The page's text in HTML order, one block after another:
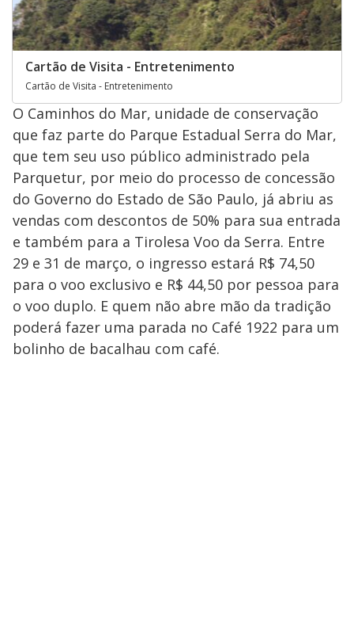
Cartão de Visita - Entretenimento
Cartão de Visita - Entretenimento
O Caminhos do Mar, unidade de conservação
que faz parte do Parque Estadual Serra do Mar,
que tem seu uso público administrado pela
Parquetur, por meio do processo de concessão
do Governo do Estado de São Paulo, já abriu as
vendas com descontos de 50% para sua entrada
e também para a Tirolesa Voo da Serra. Entre
29 e 31 de março, o ingresso estará R$ 74,50
para o voo exclusivo e R$ 44,50 por pessoa para
o voo duplo. E quem não abre mão da tradição
poderá fazer uma parada no Café 1922 para um
bolinho de bacalhau com café.